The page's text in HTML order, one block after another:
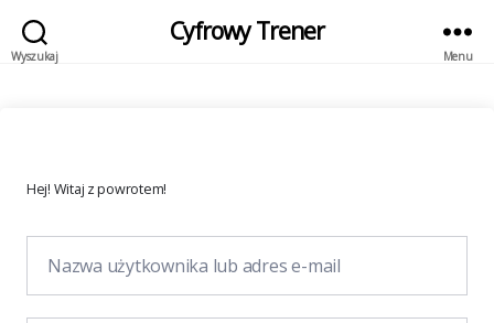
Wyszukaj
Cyfrowy Trener
Menu
Hej! Witaj z powrotem!